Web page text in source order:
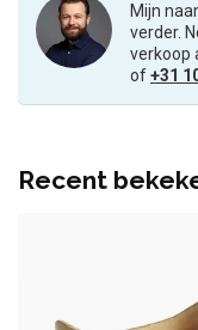
Mijn
verder.
verkoop
of+31
Recent